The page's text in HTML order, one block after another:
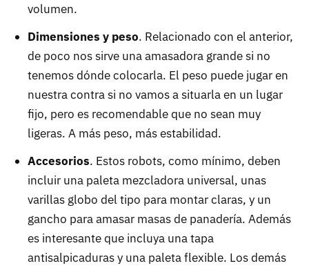
volumen.
Dimensiones y peso. Relacionado con el anterior,
de poco nos sirve una amasadora grande si no
tenemos dónde colocarla. El peso puede jugar en
nuestra contra si no vamos a situarla en un lugar
fijo, pero es recomendable que no sean muy
ligeras. A más peso, más estabilidad.
Accesorios. Estos robots, como mínimo, deben
incluir una paleta mezcladora universal, unas
varillas globo del tipo para montar claras, y un
gancho para amasar masas de panadería. Además
es interesante que incluya una tapa
antisalpicaduras y una paleta flexible. Los demás